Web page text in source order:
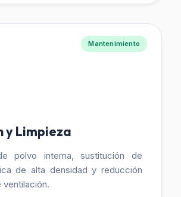
Mantenimiento
y Limpieza
polvo interna, sustitución de
de alta densidad y reducción
ventilación.